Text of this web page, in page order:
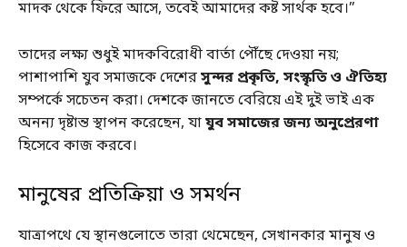
মাদক থেকে ফিরে আসে, তবেই আমাদের কষ্ট সার্থক হবে।”
তাদের লক্ষ্য শুধুই মাদকবিরোধী বার্তা পৌঁছে দেওয়া নয়;
পাশাপাশি যুব সমাজকে দেশেরসুন্দর প্রকৃতি, সংস্কৃতি ও ঐতিহ্য
সম্পর্কে সচেতন করা। দেশকে জানতে বেরিয়ে এই দুই ভাই এক
অনন্য দৃষ্টান্ত স্থাপন করেছেন, যাযুব সমাজের জন্য অনুপ্রেরণা
হিসেবে কাজ করবে।
মানুষের প্রতিক্রিয়া ও সমর্থন
যাত্রাপথে যে স্থানগুলোতে তারা থেমেছেন, সেখানকার মানুষ ও